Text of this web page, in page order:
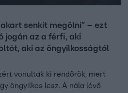
senkit megölni” – ezt
jogán az a férfi, aki
aki az öngyilkosságtól
vonultak ki rendőrök, mert
öngyilkos lesz. A nála lévő